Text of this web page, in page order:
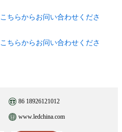
こちらからお问い合わせくださ
こちらからお问い合わせくださ
86 18926121012
www.ledchina.com